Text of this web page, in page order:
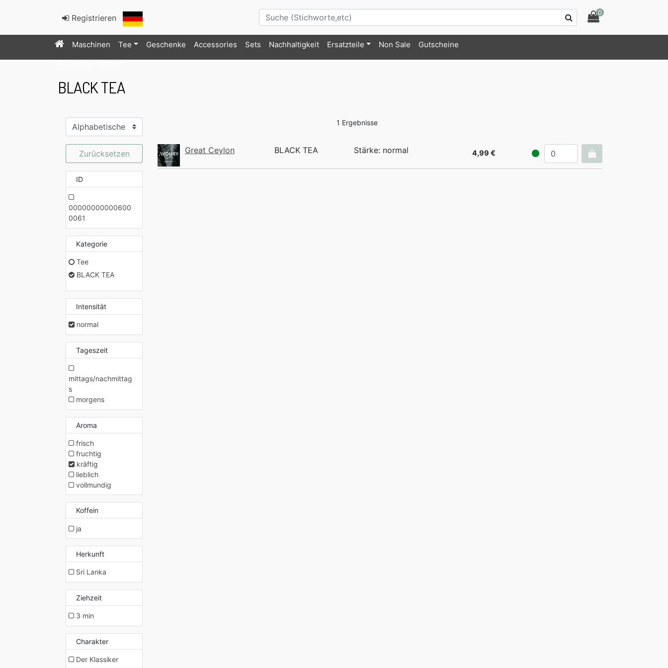
Registrieren
0
Maschinen Tee Geschenke Accessories Sets Nachhaltigkeit Ersatzteile Non Sale Gutscheine
BLACK TEA
1 Ergebnisse
Zurücksetzen
ID
00000000000600
0061
Kategorie
Tee
BLACK TEA
Intensität
normal
Tageszeit
mittags/nachmittag
s
morgens
Aroma
frisch
fruchtig
kräftig
lieblich
vollmundig
Koffein
ja
Herkunft
Sri Lanka
Ziehzeit
3 min
Charakter
Der Klassiker
Great Ceylon BLACK TEA Stärke: normal 4,99 €